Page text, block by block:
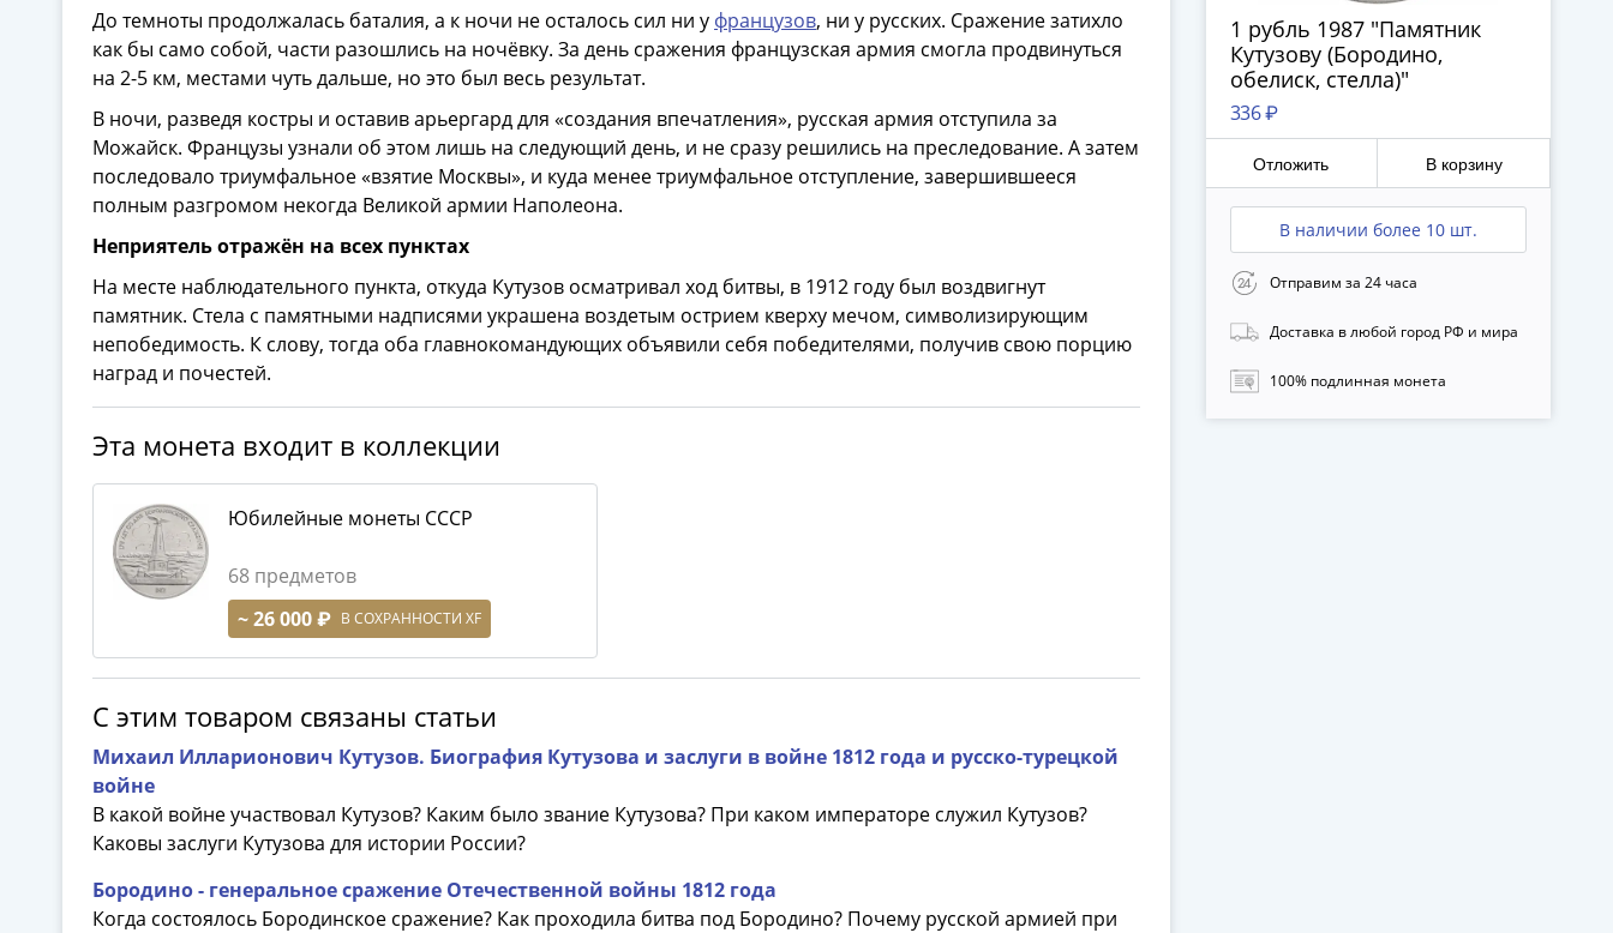
До темноты продолжалась баталия, а к ночи не осталось сил ни у французов, ни у русских. Сражение затихло
как бы само собой, части разошлись на ночёвку. За день сражения французская армия смогла продвинуться
на 2-5 км, местами чуть дальше, но это был весь результат.
В ночи, разведя костры и оставив арьергард для «создания впечатления», русская армия отступила за
Можайск. Французы узнали об этом лишь на следующий день, и не сразу решились на преследование. А затем
последовало триумфальное «взятие Москвы», и куда менее триумфальное отступление, завершившееся
полным разгромом некогда Великой армии Наполеона.
Неприятель отражён на всех пунктах
На месте наблюдательного пункта, откуда Кутузов осматривал ход битвы, в 1912 году был воздвигнут
памятник. Стела с памятными надписями украшена воздетым острием кверху мечом, символизирующим
непобедимость. К слову, тогда оба главнокомандующих объявили себя победителями, получив свою порцию
наград и почестей.
Эта монета входит в коллекции
Юбилейные монеты СССР
68 предметов
~ 26 000 ₽ В СОХРАННОСТИ XF
С этим товаром связаны статьи
Михаил Илларионович Кутузов. Биография Кутузова и заслуги в войне 1812 года и русско-турецкой
войне
В какой войне участвовал Кутузов? Каким было звание Кутузова? При каком императоре служил Кутузов?
Каковы заслуги Кутузова для истории России?
Бородино - генеральное сражение Отечественной войны 1812 года
Когда состоялось Бородинское сражение? Как проходила битва под Бородино? Почему русской армией при
1 рубль 1987 "Памятник
Кутузову (Бородино,
обелиск, стелла)"
336 ₽
Отложить В корзину
В наличии более 10 шт.
Отправим за 24 часа
Доставка в любой город РФ и мира
100% подлинная монета